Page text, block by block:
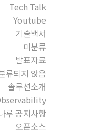
Tech Talk
Youtube
기술백서
미분류
발표자료
류되지 않음
솔루션소개
루 공지사항
오픈소스